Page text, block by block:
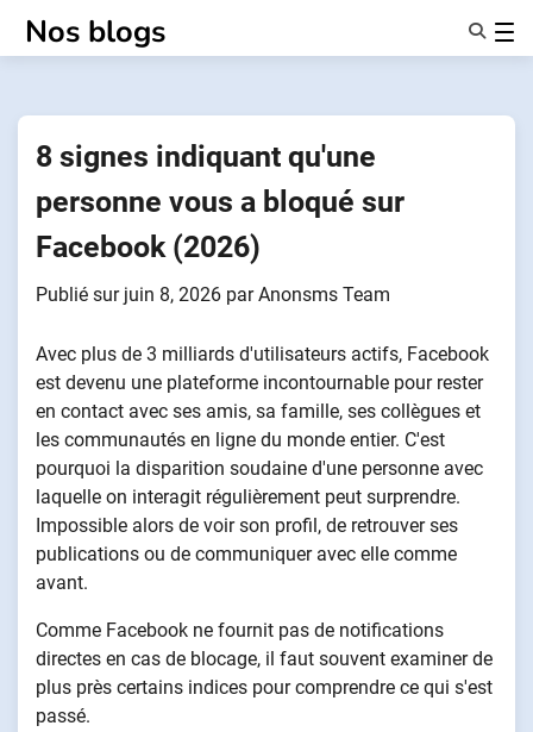
Nos blogs
À Propos De Nous
8 signes indiquant qu'une
personne vous a bloqué sur
Facebook (2026)
Publié sur juin 8, 2026 parAnonsms Team
Avec plus de 3 milliards d'utilisateurs actifs, Facebook
est devenu une plateforme incontournable pour rester
en contact avec ses amis, sa famille, ses collègues et
les communautés en ligne du monde entier. C'est
pourquoi la disparition soudaine d'une personne avec
laquelle on interagit régulièrement peut surprendre.
Impossible alors de voir son profil, de retrouver ses
publications ou de communiquer avec elle comme
avant.
Comme Facebook ne fournit pas de notifications
directes en cas de blocage, il faut souvent examiner de
plus près certains indices pour comprendre ce qui s'est
passé.